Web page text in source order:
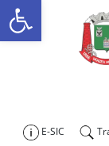
Skip
to
E-SIC